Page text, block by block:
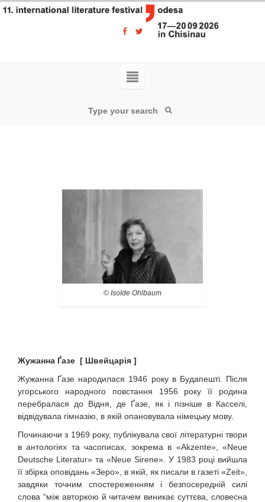
© Isolde Ohlbaum
Жужанна Ґазе [ Швейцарія ]
Жужанна Ґазе народилася 1946 року в Будапешті. Після
угорського народного повстання 1956 року її родина
перебралася до Відня, де Ґазе, як і пізніше в Касселі,
відвідувала гімназію, в якій опановувала німецьку мову.
Починаючи з 1969 року, публікувала свої літературні твори
в антологіях та часописах, зокрема в «Akzente», «Neue
Deutsche Literatur» та «Neue Sirene». У 1983 році вийшла
її збірка оповідань «Зеро», в якій, як писали в газеті «Zeit»,
завдяки точним спостереженням і безпосередній силі
слова “між авторкою й читачем виникає суттєва, словесна